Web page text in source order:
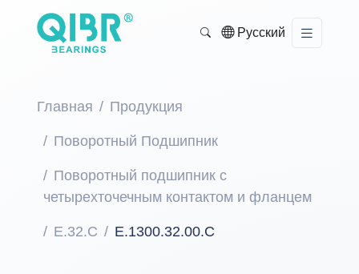
Русский
Главная Продукция
Поворотный Подшипник
Поворотный подшипник с
четырехточечным контактом и фланцем
E.32.C E.1300.32.00.C